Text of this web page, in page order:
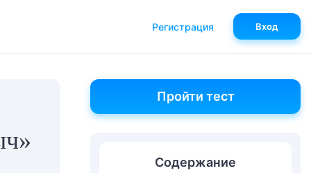
Пройти тест
Содержание
Регистрация Вход